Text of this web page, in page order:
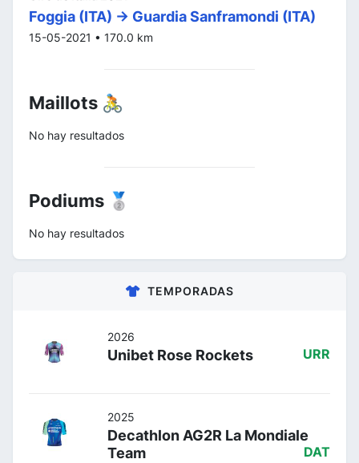
Foggia (ITA) -> Guardia Sanframondi (ITA)
15-05-2021 • 170.0 km
Maillots 🚴
No hay resultados
Podiums 🥈
No hay resultados
TEMPORADAS
2026
Unibet Rose Rockets URR
2025
Decathlon AG2R La Mondiale
Team
DAT